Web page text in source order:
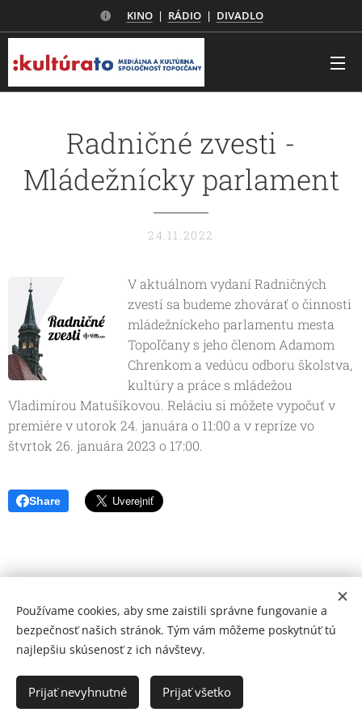
KINO| RÁDIO| DIVADLO
Radničné zvesti -
Mládežnícky parlament
24.11.2022
V aktuálnom vydaní Radničných
zvestí sa budeme zhovárať o činnosti
mládežníckeho parlamentu mesta
Topoľčany s jeho členom Adamom
Chrenkom a vedúcu odboru školstva,
kultúry a práce s mládežou
Vladimírou Matušíkovou. Reláciu si môžete vypočuť v
premiére v utorok 24. januára o 11:00 a v repríze vo
štvrtok 26. januára 2023 o 17:00.
Share
© 2026 Mediálna a kultúrna spoločnosť Topoľčany, s.r.o.
Ochrana osobných údajov
www.kulturato.sk
Cookies
Používame cookies, aby sme zaistili správne fungovanie a
bezpečnosť našich stránok. Tým vám môžeme poskytnúť tú
najlepšiu skúsenosť z ich návštevy.
Prijať nevyhnutné Prijať všetko